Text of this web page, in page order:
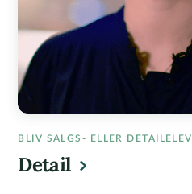
BLIV SALGS- ELLER DETAILELEV
Detail